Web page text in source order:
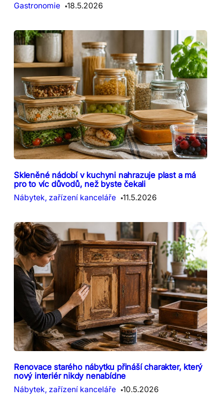
Gastronomie 18.5.2026
Skleněné nádobí v kuchyni nahrazuje plast a má
pro to víc důvodů, než byste čekali
Nábytek, zařízení kanceláře 11.5.2026
Renovace starého nábytku přináší charakter, který
nový interiér nikdy nenabídne
Nábytek, zařízení kanceláře 10.5.2026